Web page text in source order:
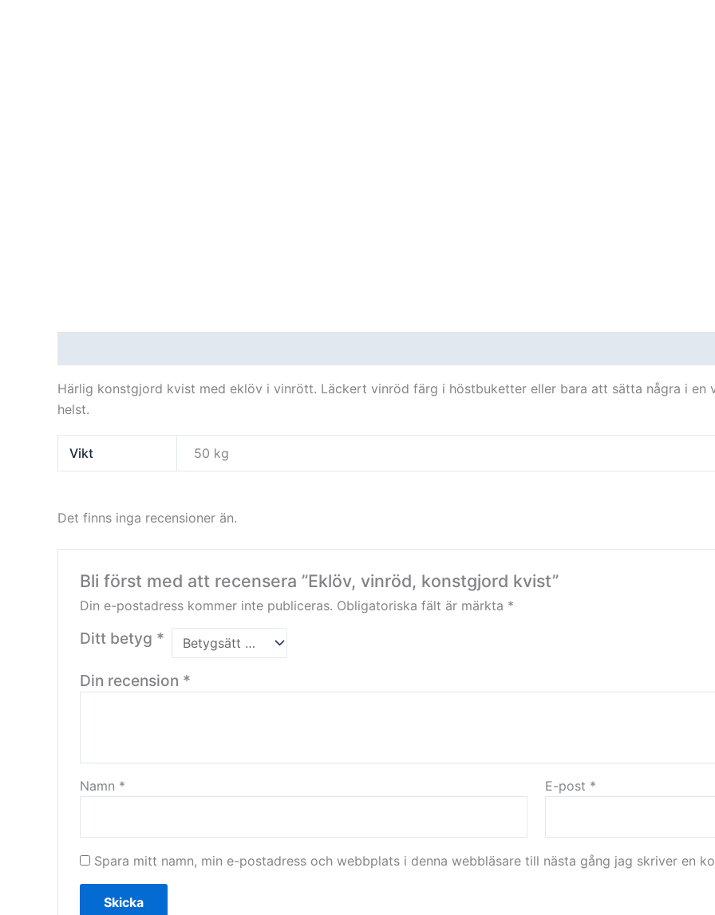
Härlig konstgjord kvist med eklöv i vinrött. Läckert vinröd färg i höstbuketter eller bara att sätta några i en
helst.
Vikt 50 kg
Det finns inga recensioner än.
Bli först med att recensera ”Eklöv, vinröd, konstgjord kvist”
Din e-postadress kommer inte publiceras. Obligatoriska fält är märkta *
Ditt betyg *
Din recension *
Namn * E-post *
Spara mitt namn, min e-postadress och webbplats i denna webbläsare till nästa gång jag skriver en